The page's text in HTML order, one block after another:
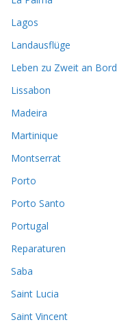
Lagos
Landausflüge
Leben zu Zweit an Bord
Lissabon
Madeira
Martinique
Montserrat
Porto
Porto Santo
Portugal
Reparaturen
Saba
Saint Lucia
Saint Vincent